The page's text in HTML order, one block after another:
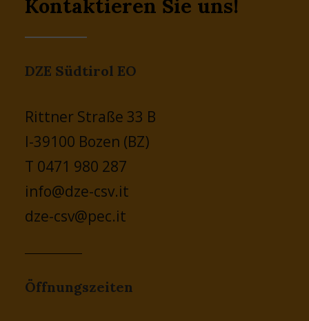
Kontaktieren Sie uns!
DZE Südtirol EO
Rittner Straße 33 B
I-39100 Bozen (BZ)
T 0471 980 287
info@dze-csv.it
dze-csv@pec.it
Öffnungszeiten